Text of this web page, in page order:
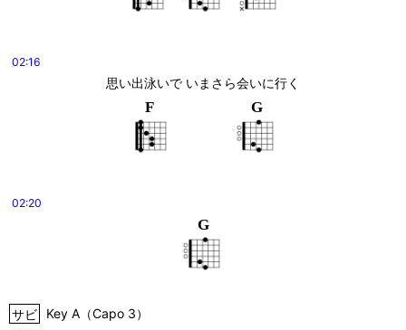
02:16
思い出泳いで いまさら会いに行く
F G
02:20
G
サビ Key A（Capo 3）